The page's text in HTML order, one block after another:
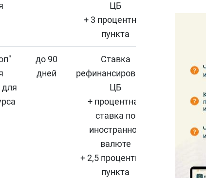
ЦБ
+ 3 процентных
пункта
для
до 90
дней
Ставка
рефинансирования
ЦБ
+ процентная
ставка по
иностранной
валюте
+ 2,5 процентных
пункта